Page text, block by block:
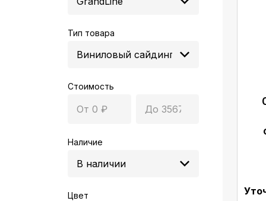
Тип товара
Стоимость
Наличие
Цвет